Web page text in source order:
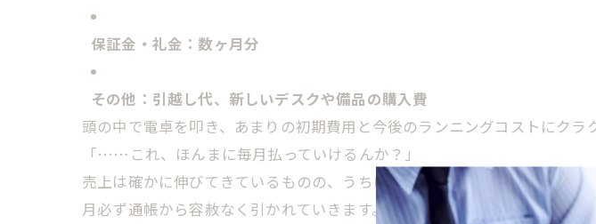
保証金・礼金：数ヶ月分
その他：引越し代、新しいデスクや備品の購入費
頭の中で電卓を叩き、あまりの初期費用と今後のランニングコストにクラ
「……これ、ほんまに毎月払っていけるんか？」
売上は確かに伸びてきているものの、うちはまだまだ発展途上の弱小事
月必ず通帳から容赦なく引かれていきます。